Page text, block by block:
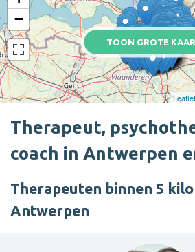
TOON GROTE
−
Leaflet
Therapeut,
coach in Antwerpen
Therapeuten binnen 5
Antwerpen